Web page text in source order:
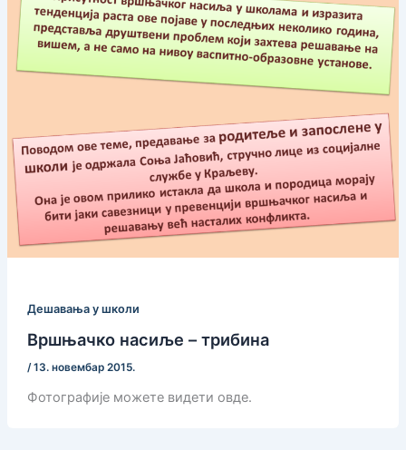
Дешавања у школи
Вршњачко насиље – трибина
/13. новембар 2015.
Фотографије можете видети овде.